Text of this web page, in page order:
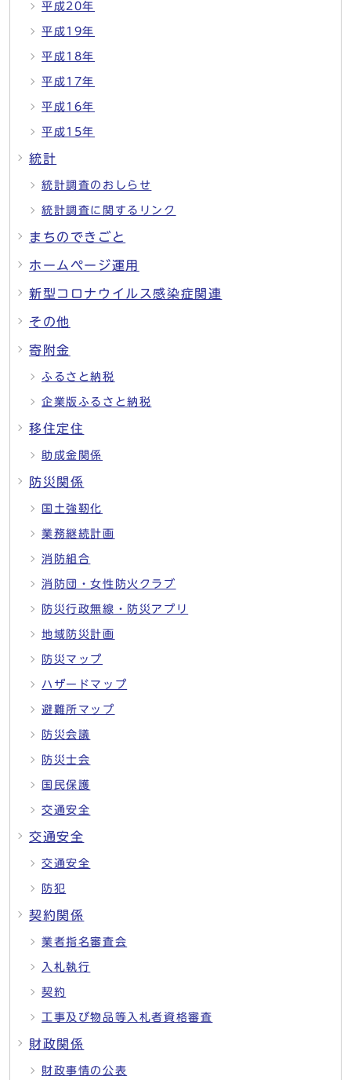
平成20年
平成19年
平成18年
平成17年
平成16年
平成15年
統計
統計調査のおしらせ
統計調査に関するリンク
まちのできごと
ホームページ運用
新型コロナウイルス感染症関連
その他
寄附金
ふるさと納税
企業版ふるさと納税
移住定住
助成金関係
防災関係
国土強靭化
業務継続計画
消防組合
消防団・女性防火クラブ
防災行政無線・防災アプリ
地域防災計画
防災マップ
ハザードマップ
避難所マップ
防災会議
防災士会
国民保護
交通安全
交通安全
交通安全
防犯
契約関係
業者指名審査会
入札執行
契約
工事及び物品等入札者資格審査
財政関係
財政事情の公表